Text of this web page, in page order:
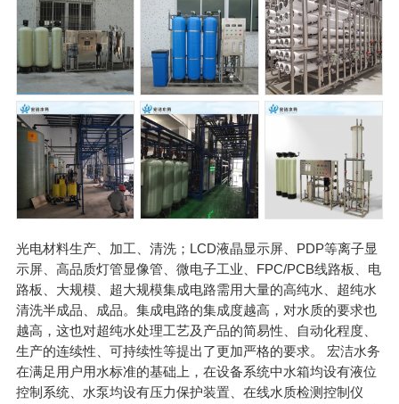
光电材料生产、加工、清洗；LCD液晶显示屏、PDP等离子显
示屏、高品质灯管显像管、微电子工业、FPC/PCB线路板、电
路板、大规模、超大规模集成电路需用大量的高纯水、超纯水
清洗半成品、成品。集成电路的集成度越高，对水质的要求也
越高，这也对超纯水处理工艺及产品的简易性、自动化程度、
生产的连续性、可持续性等提出了更加严格的要求。 宏洁水务
在满足用户用水标准的基础上，在设备系统中水箱均设有液位
控制系统、水泵均设有压力保护装置、在线水质检测控制仪